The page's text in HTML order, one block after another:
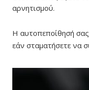
αρνητισμού.
Η αυτοπεποίθησή σας
εάν σταματήσετε να